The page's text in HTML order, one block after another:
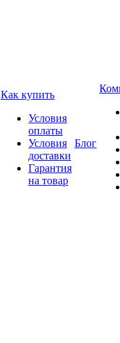
Как купить
Условия
оплаты
Условия
доставки
Гарантия
на товар
Блог